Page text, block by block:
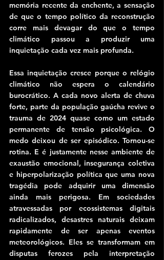
memória recente da enchente, a sensação
de que o tempo político da reconstrução
corre mais devagar do que o tempo
climático passou a produzir uma
inquietação cada vez mais profunda.
Essa inquietação cresce porque o relógio
climático não espera o calendário
burocrático. A cada novo alerta de chuva
forte, parte da população gaúcha revive o
trauma de 2024 quase como um estado
permanente de tensão psicológica. O
medo deixou de ser episódico. Tornou-se
rotina. E é justamente nesse ambiente de
exaustão emocional, insegurança coletiva
e hiperpolarização política que uma nova
tragédia pode adquirir uma dimensão
ainda mais perigosa. Em sociedades
atravessadas por ecossistemas digitais
radicalizados, desastres naturais deixam
rapidamente de ser apenas eventos
meteorológicos. Eles se transformam em
disputas ferozes pela interpretação